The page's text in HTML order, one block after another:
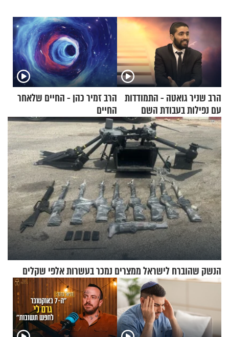
הרב שניר גואטה - התמודדות
עם נפילות בעבודת השם
הרב זמיר כהן - החיים שלאחר
החיים
הנשק שהוברח לישראל ממצרים נמכר בעשרות אלפי שקלים